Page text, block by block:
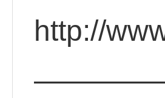
http://